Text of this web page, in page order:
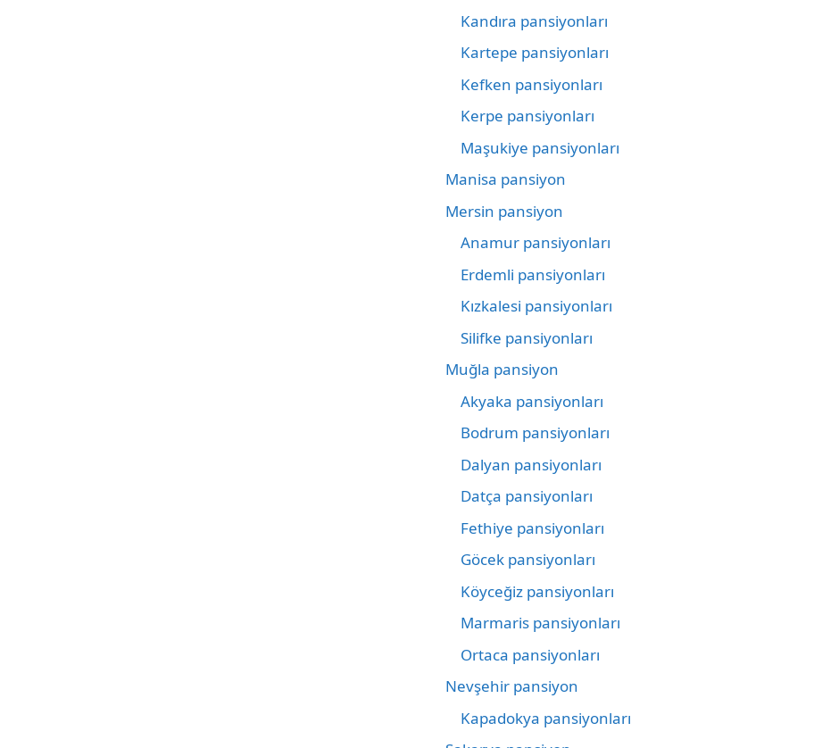
Kandıra pansiyonları
Kartepe pansiyonları
Kefken pansiyonları
Kerpe pansiyonları
Maşukiye pansiyonları
Manisa pansiyon
Mersin pansiyon
Anamur pansiyonları
Erdemli pansiyonları
Kızkalesi pansiyonları
Silifke pansiyonları
Muğla pansiyon
Akyaka pansiyonları
Bodrum pansiyonları
Dalyan pansiyonları
Datça pansiyonları
Fethiye pansiyonları
Göcek pansiyonları
Köyceğiz pansiyonları
Marmaris pansiyonları
Ortaca pansiyonları
Nevşehir pansiyon
Kapadokya pansiyonları